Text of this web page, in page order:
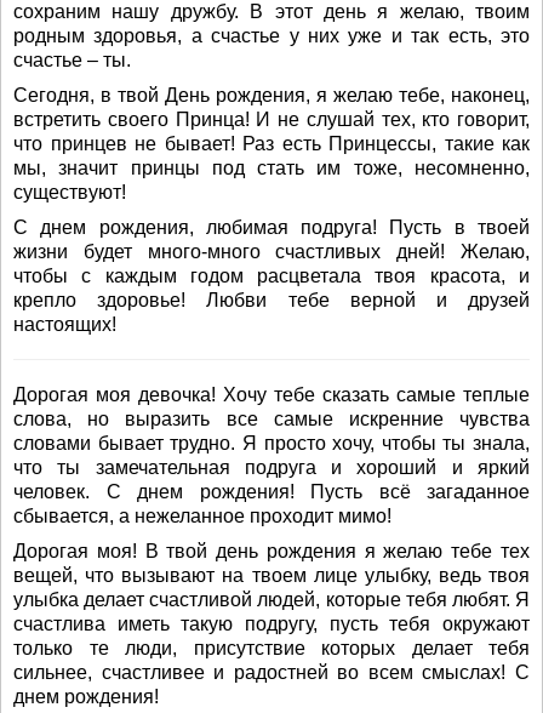
сохраним нашу дружбу. В этот день я желаю, твоим
родным здоровья, а счастье у них уже и так есть, это
счастье – ты.
Сегодня, в твой День рождения, я желаю тебе, наконец,
встретить своего Принца! И не слушай тех, кто говорит,
что принцев не бывает! Раз есть Принцессы, такие как
мы, значит принцы под стать им тоже, несомненно,
существуют!
С днем рождения, любимая подруга! Пусть в твоей
жизни будет много-много счастливых дней! Желаю,
чтобы с каждым годом расцветала твоя красота, и
крепло здоровье! Любви тебе верной и друзей
настоящих!
Дорогая моя девочка! Хочу тебе сказать самые теплые
слова, но выразить все самые искренние чувства
словами бывает трудно. Я просто хочу, чтобы ты знала,
что ты замечательная подруга и хороший и яркий
человек. С днем рождения! Пусть всё загаданное
сбывается, а нежеланное проходит мимо!
Дорогая моя! В твой день рождения я желаю тебе тех
вещей, что вызывают на твоем лице улыбку, ведь твоя
улыбка делает счастливой людей, которые тебя любят. Я
счастлива иметь такую подругу, пусть тебя окружают
только те люди, присутствие которых делает тебя
сильнее, счастливее и радостней во всем смыслах! С
днем рождения!